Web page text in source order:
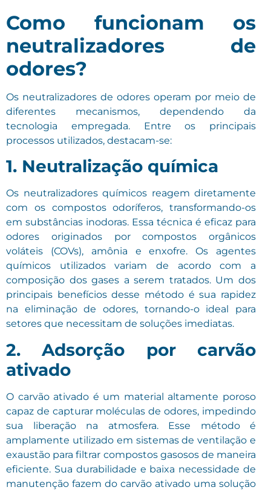
Como funcionam os
neutralizadores de
odores?
Os neutralizadores de odores operam por meio de
diferentes mecanismos, dependendo da
tecnologia empregada. Entre os principais
processos utilizados, destacam-se:
1. Neutralização química
Os neutralizadores químicos reagem diretamente
com os compostos odoríferos, transformando-os
em substâncias inodoras. Essa técnica é eficaz para
odores originados por compostos orgânicos
voláteis (COVs), amônia e enxofre. Os agentes
químicos utilizados variam de acordo com a
composição dos gases a serem tratados. Um dos
principais benefícios desse método é sua rapidez
na eliminação de odores, tornando-o ideal para
setores que necessitam de soluções imediatas.
2. Adsorção por carvão
ativado
O carvão ativado é um material altamente poroso
capaz de capturar moléculas de odores, impedindo
sua liberação na atmosfera. Esse método é
amplamente utilizado em sistemas de ventilação e
exaustão para filtrar compostos gasosos de maneira
eficiente. Sua durabilidade e baixa necessidade de
manutenção fazem do carvão ativado uma solução